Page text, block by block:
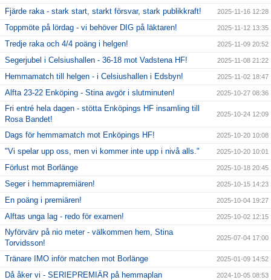
Fjärde raka - stark start, starkt försvar, stark publikkraft! 2025-11-16 12:28
Toppmöte på lördag - vi behöver DIG på läktaren! 2025-11-12 13:35
Tredje raka och 4/4 poäng i helgen! 2025-11-09 20:52
Segerjubel i Celsiushallen - 36-18 mot Vadstena HF! 2025-11-08 21:22
Hemmamatch till helgen - i Celsiushallen i Edsbyn! 2025-11-02 18:47
Alfta 23-22 Enköping - Stina avgör i slutminuten! 2025-10-27 08:36
Fri entré hela dagen - stötta Enköpings HF insamling till
Rosa Bandet!
2025-10-24 12:09
Dags för hemmamatch mot Enköpings HF! 2025-10-20 10:08
"Vi spelar upp oss, men vi kommer inte upp i nivå alls." 2025-10-20 10:01
Förlust mot Borlänge 2025-10-18 20:45
Seger i hemmapremiären! 2025-10-15 14:23
En poäng i premiären! 2025-10-04 19:27
Alftas unga lag - redo för examen! 2025-10-02 12:15
Nyförvärv på nio meter - välkommen hem, Stina
Torvidsson!
2025-07-04 17:00
Tränare IMO inför matchen mot Borlänge 2025-01-09 14:52
Då åker vi - SERIEPREMIÄR på hemmaplan 2024-10-05 08:53